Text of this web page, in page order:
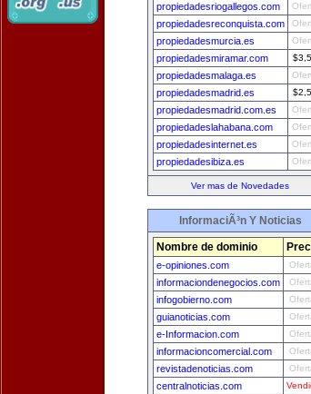
propiedadesriogallegos.com
propiedadesreconquista.com
propiedadesmurcia.es
propiedadesmiramar.com
propiedadesmalaga.es
propiedadesmadrid.es
propiedadesmadrid.com.es
propiedadeslahabana.com
propiedadesinternet.es
propiedadesibiza.es
Ver mas de Novedades
InformaciÃ³n Y Noticias
Nombre de dominio
e-opiniones.com
informaciondenegocios.com
infogobierno.com
guianoticias.com
e-Informacion.com
informacioncomercial.com
revistadenoticias.com
centralnoticias.com